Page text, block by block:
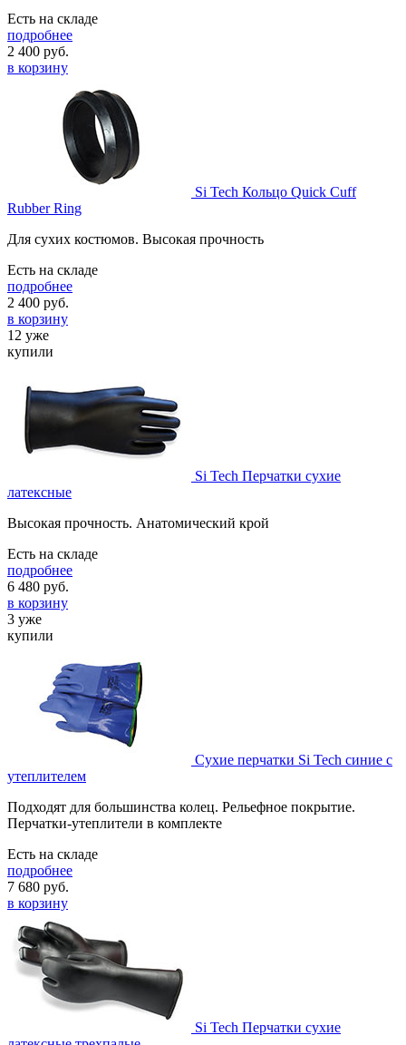
Есть на складе
подробнее
2 400 руб.
в корзину
Si Tech Кольцо Quick Cuff
Rubber Ring
Для сухих костюмов. Высокая прочность
Есть на складе
подробнее
2 400 руб.
в корзину
12 уже
купили
Si Tech Перчатки сухие
латексные
Высокая прочность. Анатомический крой
Есть на складе
подробнее
6 480 руб.
в корзину
3 уже
купили
Сухие перчатки Si Tech синие с
утеплителем
Подходят для большинства колец. Рельефное покрытие.
Перчатки-утеплители в комплекте
Есть на складе
подробнее
7 680 руб.
в корзину
Si Tech Перчатки сухие